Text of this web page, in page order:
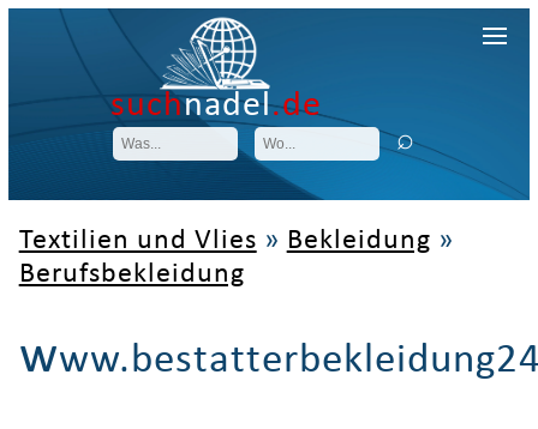
suchnadel.de
Textilien und Vlies » Bekleidung »
Berufsbekleidung
w